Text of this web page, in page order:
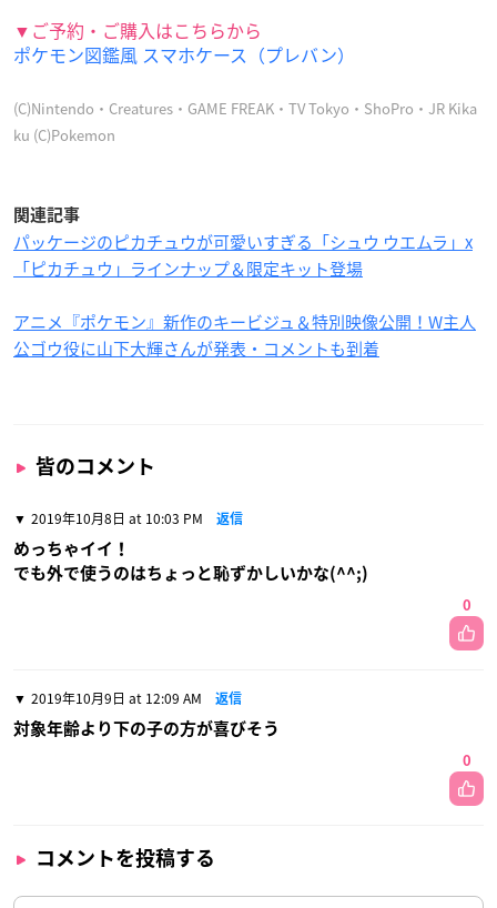
▼ご予約・ご購入はこちらから
ポケモン図鑑風 スマホケース（プレバン）
(C)Nintendo・Creatures・GAME FREAK・TV Tokyo・ShoPro・JR Kika
ku (C)Pokemon
関連記事
パッケージのピカチュウが可愛いすぎる「シュウ ウエムラ」x
「ピカチュウ」ラインナップ＆限定キット登場
アニメ『ポケモン』新作のキービジュ＆特別映像公開！W主人
公ゴウ役に山下大輝さんが発表・コメントも到着
皆のコメント
2019年10月8日 at 10:03 PM 返信
めっちゃイイ！
でも外で使うのはちょっと恥ずかしいかな(^^;)
0
2019年10月9日 at 12:09 AM 返信
対象年齢より下の子の方が喜びそう
0
コメントを投稿する